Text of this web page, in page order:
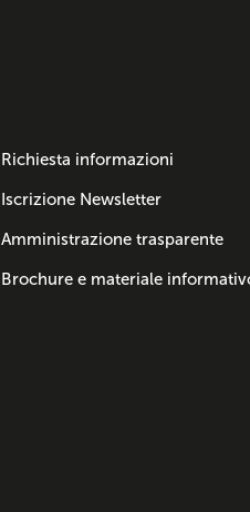
Richiesta informazioni
Iscrizione Newsletter
Amministrazione trasparente
Brochure e materiale